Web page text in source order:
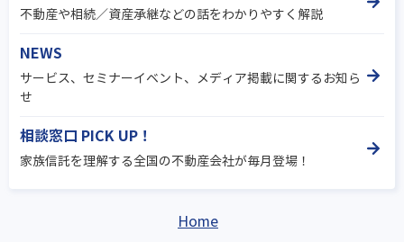
不動産や相続／資産承継などの話をわかりやすく解説
NEWS
サービス、セミナーイベント、メディア掲載に関するお知ら
せ
相談窓口 PICK UP！
家族信託を理解する全国の不動産会社が毎月登場！
Home